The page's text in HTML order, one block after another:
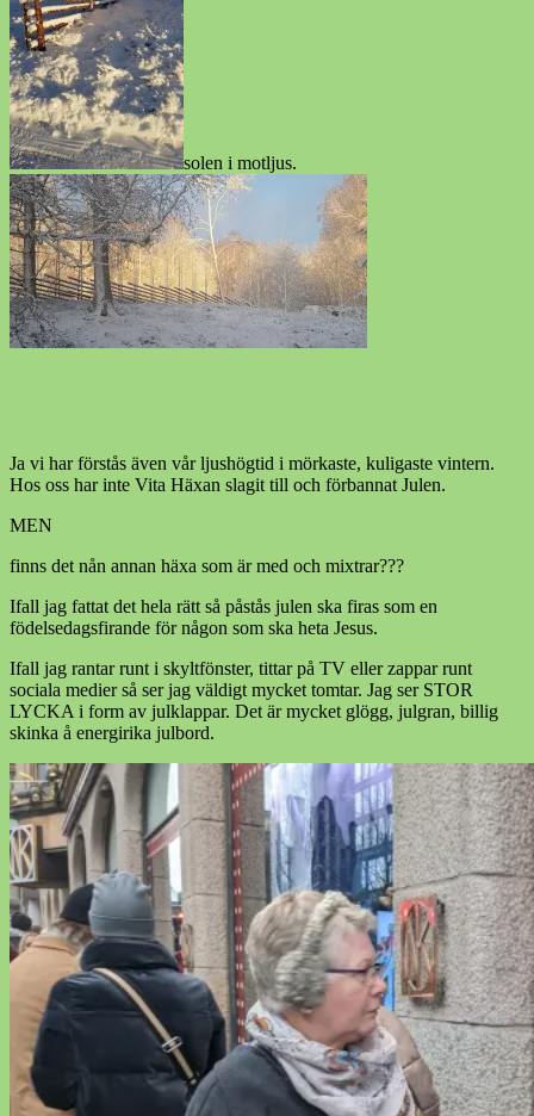
solen i motljus.
Ja vi har förstås även vår ljushögtid i mörkaste, kuligaste vintern.
Hos oss har inte Vita Häxan slagit till och förbannat Julen.
MEN
finns det nån annan häxa som är med och mixtrar???
Ifall jag fattat det hela rätt så påstås julen ska firas som en
födelsedagsfirande för någon som ska heta Jesus.
Ifall jag rantar runt i skyltfönster, tittar på TV eller zappar runt
sociala medier så ser jag väldigt mycket tomtar. Jag ser STOR
LYCKA i form av julklappar. Det är mycket glögg, julgran, billig
skinka å energirika julbord.